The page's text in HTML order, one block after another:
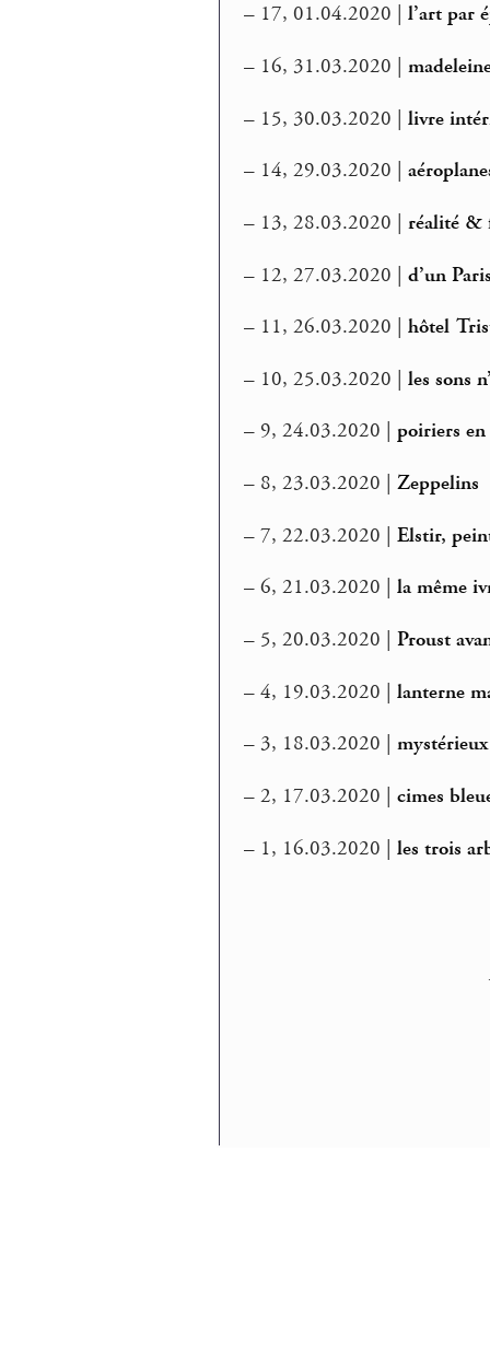
– 17, 01.04.2020 |l’art par
– 16, 31.03.2020 |
– 15, 30.03.2020 |livre
– 14, 29.03.2020 |
– 13, 28.03.2020 |réalité &
– 12, 27.03.2020 |d’un
– 11, 26.03.2020 |hôtel
– 10, 25.03.2020 |les sons
– 9, 24.03.2020 |poiriers
– 8, 23.03.2020 |Zeppelins
– 7, 22.03.2020 |Elstir,
– 6, 21.03.2020 |la même
– 5, 20.03.2020 |Proust
– 4, 19.03.2020 |lanterne
– 3, 18.03.2020 |
– 2, 17.03.2020 |cimes
– 1, 16.03.2020 |les trois